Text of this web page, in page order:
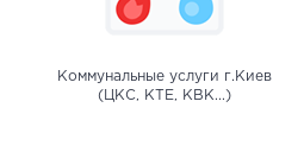
Коммунальные услуги г.Киев
(ЦКС, КТЕ, КВК...)